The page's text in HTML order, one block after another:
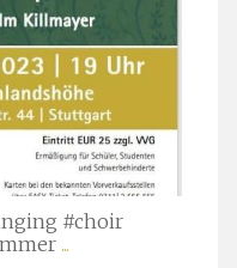
#choir
...